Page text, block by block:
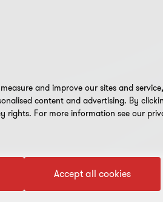
and improve our sites and
content and advertising. By
rights. For more information see our
Accept all cookies